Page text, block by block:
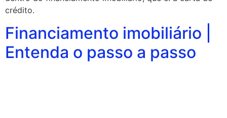
crédito.
Financiamento imobiliário |
Entenda o passo a passo